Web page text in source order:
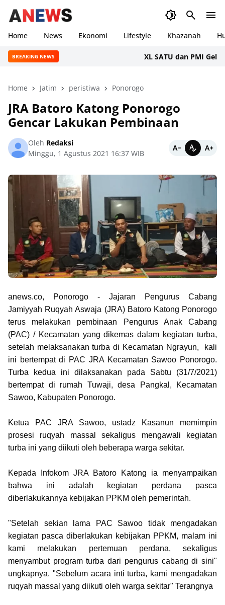
Home News Ekonomi Lifestyle Khazanah
BREAKING NEWS XL SATU dan PMI Gelar
Home Jatim peristiwa Ponorogo
JRA Batoro Katong Ponorogo
Gencar Lakukan Pembinaan
Oleh Redaksi
Minggu, 1 Agustus 2021 16:37 WIB
anews.co, Ponorogo - Jajaran Pengurus Cabang
Jamiyyah Ruqyah Aswaja (JRA) Batoro Katong Ponorogo
terus melakukan pembinaan Pengurus Anak Cabang
(PAC) / Kecamatan yang dikemas dalam kegiatan turba,
setelah melaksanakan turba di Kecamatan Ngrayun, kali
ini bertempat di PAC JRA Kecamatan Sawoo Ponorogo.
Turba kedua ini dilaksanakan pada Sabtu (31/7/2021)
bertempat di rumah Tuwaji, desa Pangkal, Kecamatan
Sawoo, Kabupaten Ponorogo.
Ketua PAC JRA Sawoo, ustadz Kasanun memimpin
prosesi ruqyah massal sekaligus mengawali kegiatan
turba ini yang diikuti oleh beberapa warga sekitar.
Kepada Infokom JRA Batoro Katong ia menyampaikan
bahwa ini adalah kegiatan perdana pasca
diberlakukannya kebijakan PPKM oleh pemerintah.
"Setelah sekian lama PAC Sawoo tidak mengadakan
kegiatan pasca diberlakukan kebijakan PPKM, malam ini
kami melakukan pertemuan perdana, sekaligus
menyambut program turba dari pengurus cabang di sini"
ungkapnya. "Sebelum acara inti turba, kami mengadakan
ruqyah massal yang diikuti oleh warga sekitar" Terangnya